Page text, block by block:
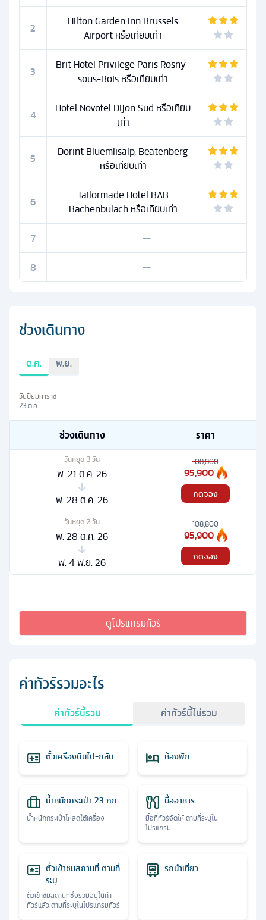
2
Hilton Garden Inn Brussels
Airport หรือเทียบเท่า
3
Brit Hotel Privilege Paris Rosny-
sous-Bois หรือเทียบเท่า
4
Hotel Novotel Dijon Sud หรือเทียบ
เท่า
5
Dorint Bluemlisalp, Beatenberg
หรือเทียบเท่า
6
Tailormade Hotel BAB
Bachenbulach หรือเทียบเท่า
7
—
8
—
ช่วงเดินทาง
ต.ค. พ.ย.
วันปิยมหาราช
23 ต.ค.
ช่วงเดินทาง ราคา
วันหยุด 3วัน
พ. 21 ต.ค. 26
พ. 28 ต.ค. 26
108,800
95,900
กดจอง
วันหยุด 2วัน
พ. 28 ต.ค. 26
พ. 4 พ.ย. 26
108,800
95,900
กดจอง
ดูโปรแกรมทัวร์
ค่าทัวร์รวมอะไร
ค่าทัวร์นี้รวม ค่าทัวร์นี้ไม่รวม
ตั๋วเครื่องบินไป-กลับ ห้องพัก
น้ำหนักกระเป๋า 23 กก.
น้ำหนักกระเป๋าโหลดใต้เครื่อง
มื้ออาหาร
มื้อที่ทัวร์จัดให้ ตามที่ระบุใน
โปรแกรม
ตั๋วเข้าชมสถานที่ ตามที่
ระบุ
ตั๋วเข้าชมสถานที่ซึ่งรวมอยู่ในค่า
ทัวร์แล้ว ตามที่ระบุในโปรแกรมทัวร์
รถนำเที่ยว